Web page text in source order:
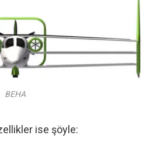
BEHA
ise şöyle: